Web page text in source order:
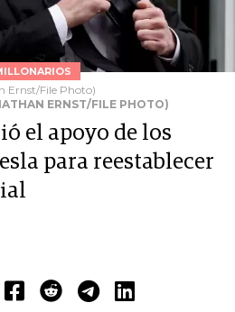
Ernst/File Photo)
ERNST/FILE PHOTO)
el apoyo de los
para reestablecer